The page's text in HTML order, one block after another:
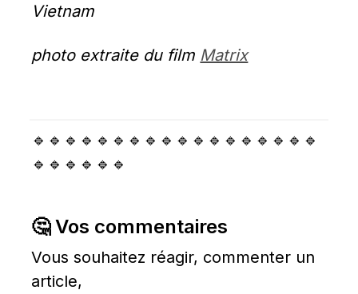
Vietnam
photo extraite du film Matrix
🔹🔹🔹🔹🔹🔹🔹🔹🔹🔹🔹🔹🔹🔹🔹🔹🔹🔹
🔹🔹🔹🔹🔹🔹
🤔 Vos commentaires
Vous souhaitez réagir, commenter un
article,